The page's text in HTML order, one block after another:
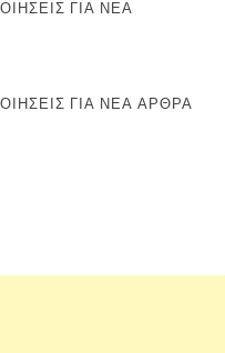
ΓΙΑ ΝΈΑ
ΓΙΑ ΝΈΑ ΆΡΘΡΑ